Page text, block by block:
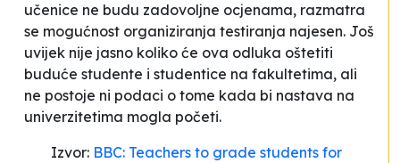
učenice ne budu zadovoljne ocjenama, razmatra
se mogućnost organiziranja testiranja najesen. Još
uvijek nije jasno koliko će ova odluka oštetiti
buduće studente i studentice na fakultetima, ali
ne postoje ni podaci o tome kada bi nastava na
univerzitetima mogla početi.
Izvor: BBC: Teachers to grade students for